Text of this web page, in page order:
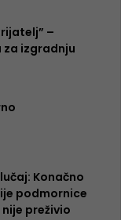
–
za izgradnju
Konačno
podmornice
preživio